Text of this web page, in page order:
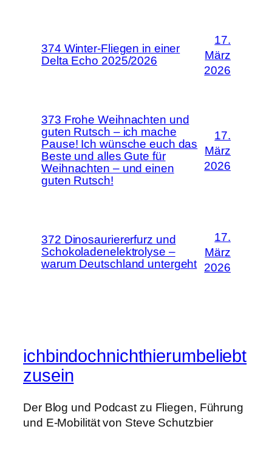
374 Winter-Fliegen in einer
Delta Echo 2025/2026
17.
März
2026
373 Frohe Weihnachten und
guten Rutsch – ich mache
Pause! Ich wünsche euch das
Beste und alles Gute für
Weihnachten – und einen
guten Rutsch!
17.
März
2026
372 Dinosauriererfurz und
Schokoladenelektrolyse –
warum Deutschland untergeht
17.
März
2026
ichbindochnichthierumbeliebt
zusein
Der Blog und Podcast zu Fliegen, Führung
und E-Mobilität von Steve Schutzbier